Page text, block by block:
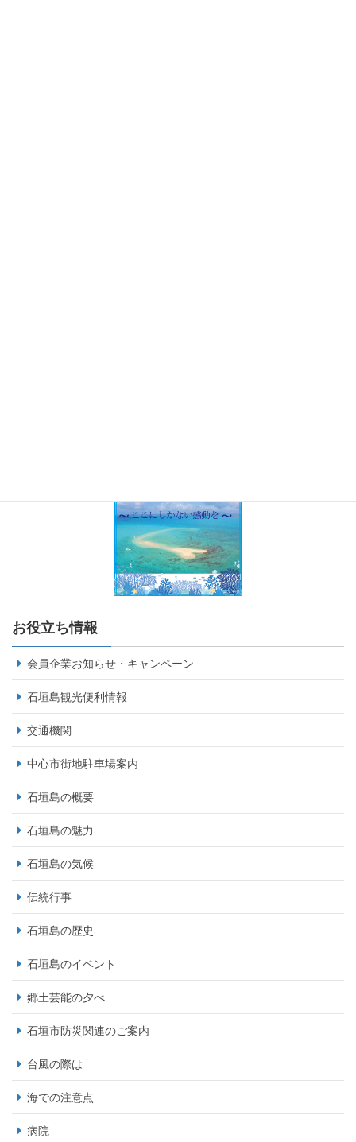
お役立ち情報
会員企業お知らせ・キャンペーン
石垣島観光便利情報
交通機関
中心市街地駐車場案内
石垣島の概要
石垣島の魅力
石垣島の気候
伝統行事
石垣島の歴史
石垣島のイベント
郷土芸能の夕べ
石垣市防災関連のご案内
台風の際は
海での注意点
病院